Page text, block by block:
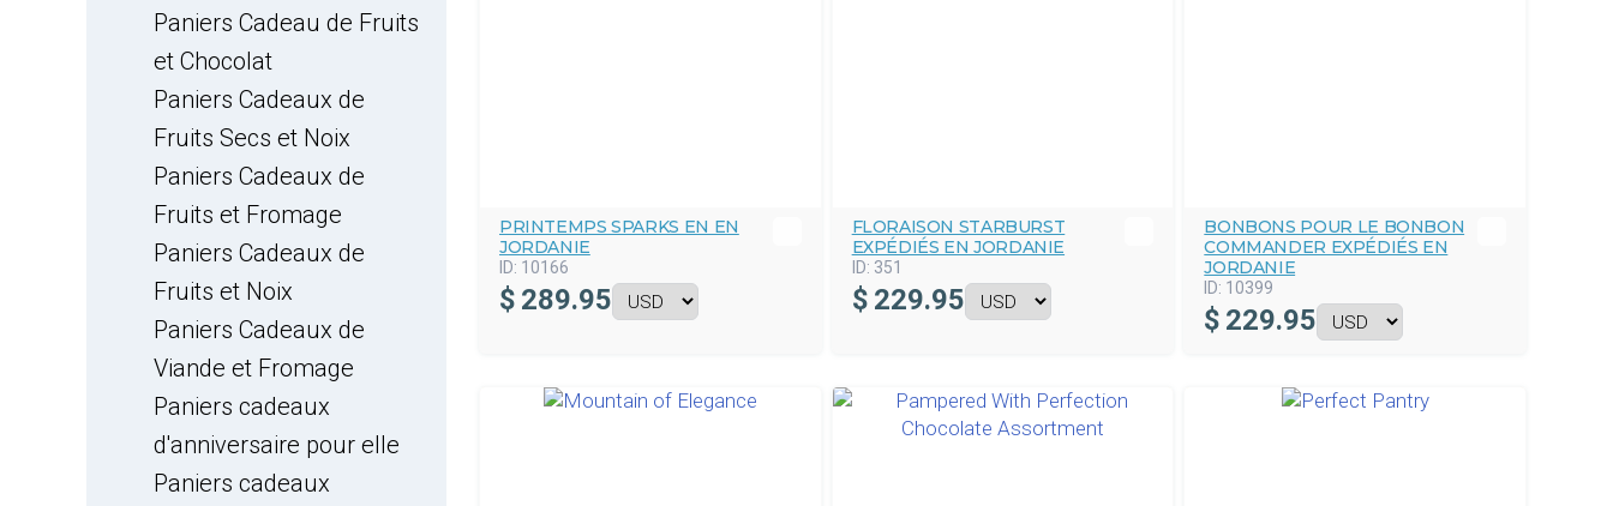
Paniers Cadeau de Fruits
et Chocolat
Paniers Cadeaux de
Fruits Secs et Noix
Paniers Cadeaux de
Fruits et Fromage
Paniers Cadeaux de
Fruits et Noix
Paniers Cadeaux de
Viande et Fromage
Paniers cadeaux
d'anniversaire pour elle
Paniers cadeaux
PRINTEMPS SPARKS EN EN
JORDANIE
ID: 10166
$ 289.95
FLORAISON STARBURST
EXPÉDIÉS EN JORDANIE
ID: 351
$ 229.95
BONBONS POUR LE BONBON
COMMANDER EXPÉDIÉS EN
JORDANIE
ID: 10399
$ 229.95